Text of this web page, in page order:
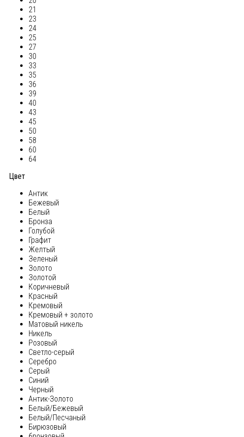
21
23
24
25
27
30
33
35
36
39
40
43
45
50
58
60
64
Цвет
Антик
Бежевый
Белый
Бронза
Голубой
Графит
Желтый
Зеленый
Золото
Золотой
Коричневый
Красный
Кремовый
Кремовый + золото
Матовый никель
Никель
Розовый
Светло-серый
Серебро
Серый
Синий
Черный
Антик-Золото
Белый/Бежевый
Белый/Песчаный
Бирюзовый